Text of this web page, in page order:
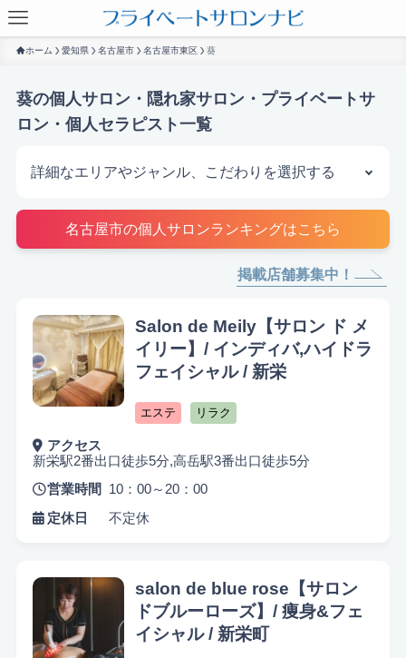
ホーム 愛知県 名古屋市 名古屋市東区 葵
葵の個人サロン・隠れ家サロン・プライベートサ
ロン・個人セラピスト一覧
詳細なエリアやジャンル、こだわりを選択する
サロンを探す
名古屋市の個人サロンランキングはこちら
掲載店舗募集中！
Salon de Meily【サロン ド メ
イリー】/ インディバ,ハイドラ
フェイシャル / 新栄
エステ リラク
アクセス
新栄駅2番出口徒歩5分,高岳駅3番出口徒歩5分
営業時間
10：00～20：00
定休日
不定休
salon de blue rose【サロン
ドブルーローズ】/ 痩身&フェ
イシャル / 新栄町